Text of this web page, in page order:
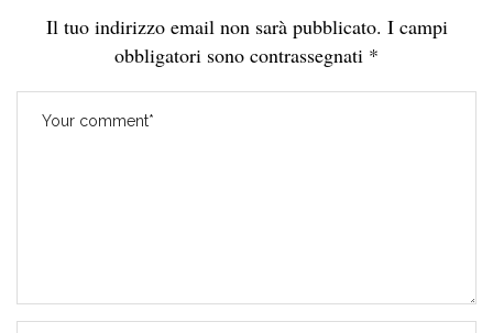
Il tuo indirizzo email non sarà pubblicato. I campi
obbligatori sono contrassegnati *